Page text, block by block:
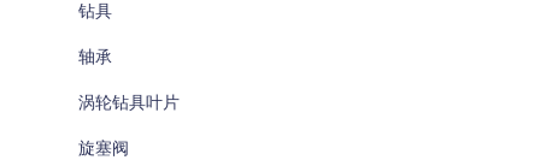
钻具
轴承
涡轮钻具叶片
旋塞阀